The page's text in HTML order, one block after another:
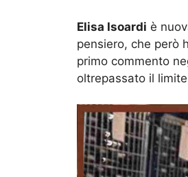
Elisa Isoardi è
pensiero, che però
primo commento
oltrepassato il